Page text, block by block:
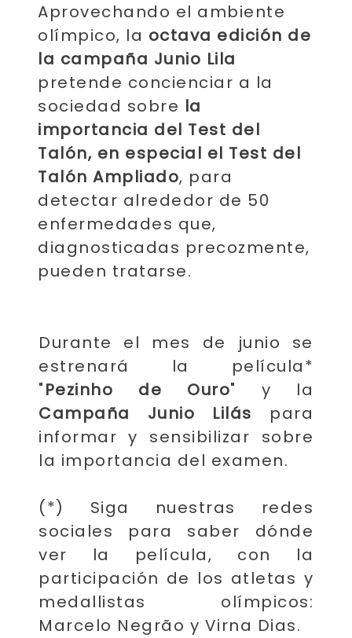
Aprovechando el ambiente
olímpico, la octava edición de
la campaña Junio ​​Lila
pretende concienciar a la
sociedad sobre la
importancia del Test del
Talón, en especial el Test del
Talón Ampliado, para
detectar alrededor de 50
enfermedades que,
diagnosticadas precozmente,
pueden tratarse.
Durante el mes de junio se
estrenará la película*
"Pezinho de Ouro" y la
Campaña Junio ​​Lilás para
informar y sensibilizar sobre
la importancia del examen.
(*) Siga nuestras redes
sociales para saber dónde
ver la película, con la
participación de los atletas y
medallistas olímpicos:
Marcelo Negrão y Virna Dias.